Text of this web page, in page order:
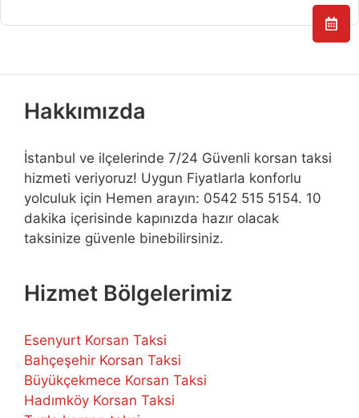
Hakkımızda
İstanbul ve ilçelerinde 7/24 Güvenli korsan taksi
hizmeti veriyoruz! Uygun Fiyatlarla konforlu
yolculuk için Hemen arayın: 0542 515 5154. 10
dakika içerisinde kapınızda hazır olacak
taksinize güvenle binebilirsiniz.
Hizmet Bölgelerimiz
Esenyurt Korsan Taksi
Bahçeşehir Korsan Taksi
Büyükçekmece Korsan Taksi
Hadımköy Korsan Taksi